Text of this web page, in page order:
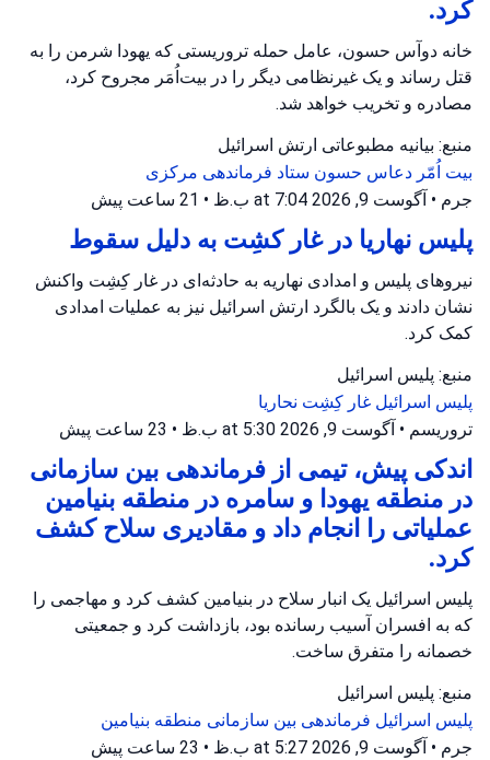
کرد.
خانه دوآس حسون، عامل حمله تروریستی که یهودا شرمن را به
قتل رساند و یک غیرنظامی دیگر را در بیت‌اُمَر مجروح کرد،
مصادره و تخریب خواهد شد.
منبع: بیانیه مطبوعاتی ارتش اسرائیل
بیت اُمّر دعاس حسون ستاد فرماندهی مرکزی
جرم • آگوست 9, 2026 at 7:04 ب.ظ • 21 ساعت پیش
پلیس نهاریا در غار کشِت به دلیل سقوط
نیروهای پلیس و امدادی نهاریه به حادثه‌ای در غار کِشِت واکنش
نشان دادند و یک بالگرد ارتش اسرائیل نیز به عملیات امدادی
کمک کرد.
منبع: پلیس اسرائیل
پلیس اسرائیل غار کِشِت نحاریا
تروریسم • آگوست 9, 2026 at 5:30 ب.ظ • 23 ساعت پیش
اندکی پیش، تیمی از فرماندهی بین سازمانی
در منطقه یهودا و سامره در منطقه بنیامین
عملیاتی را انجام داد و مقادیری سلاح کشف
کرد.
پلیس اسرائیل یک انبار سلاح در بنیامین کشف کرد و مهاجمی را
که به افسران آسیب رسانده بود، بازداشت کرد و جمعیتی
خصمانه را متفرق ساخت.
منبع: پلیس اسرائیل
پلیس اسرائیل فرماندهی بین سازمانی منطقه بنیامین
جرم • آگوست 9, 2026 at 5:27 ب.ظ • 23 ساعت پیش